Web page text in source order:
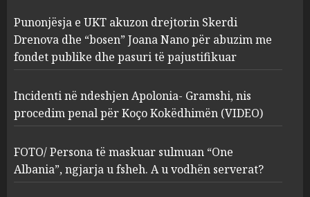
2
Apolonia- Gramshi, nis
procedim penal për Koço
Kokëdhimën (VIDEO)
MARCH 27, 2025
3
FOTO/ Persona të maskuar
sulmuan “One Albania”,
ngjarja u fsheh. A u vodhën
serverat?
MARCH 25, 2025
Punonjësja e UKT akuzon drejtorin Skerdi
Drenova dhe “bosen” Joana Nano për abuzim me
fondet publike dhe pasuri të pajustifikuar
Incidenti në ndeshjen Apolonia- Gramshi, nis
procedim penal për Koço Kokëdhimën (VIDEO)
FOTO/ Persona të maskuar sulmuan “One
Albania”, ngjarja u fsheh. A u vodhën serverat?